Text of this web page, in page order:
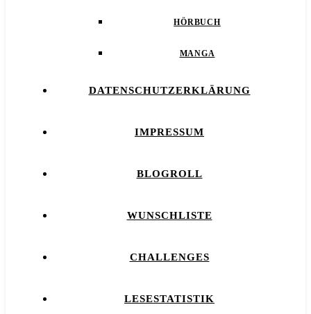
HÖRBUCH
MANGA
DATENSCHUTZERKLÄRUNG
IMPRESSUM
BLOGROLL
WUNSCHLISTE
CHALLENGES
LESESTATISTIK